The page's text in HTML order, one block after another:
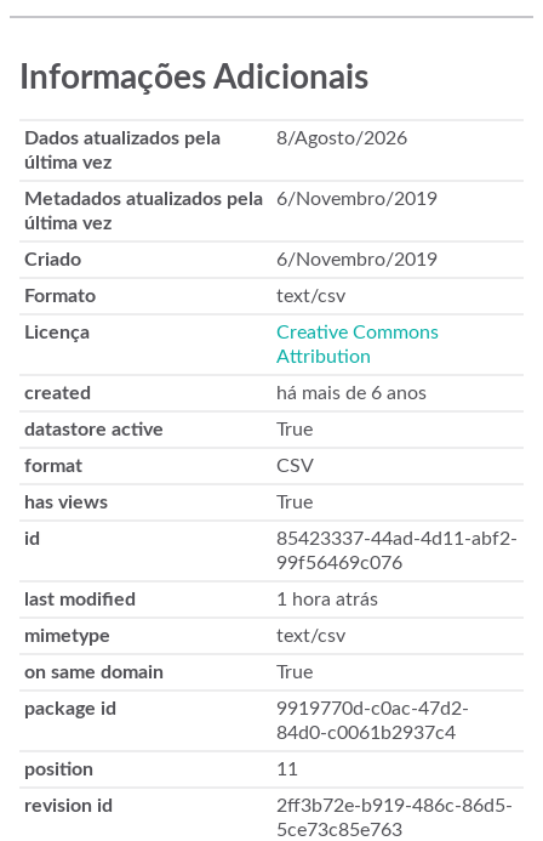
Informações Adicionais
Dados atualizados pela
última vez
8/Agosto/2026
Metadados atualizados pela
última vez
6/Novembro/2019
Criado
6/Novembro/2019
Formato
text/csv
Licença
Creative Commons
Attribution
created
há mais de 6 anos
datastore active
True
format
CSV
has views
True
id
85423337-44ad-4d11-abf2-
99f56469c076
last modified
1 hora atrás
mimetype
text/csv
on same domain
True
package id
9919770d-c0ac-47d2-
84d0-c0061b2937c4
position
11
revision id
2ff3b72e-b919-486c-86d5-
5ce73c85e763